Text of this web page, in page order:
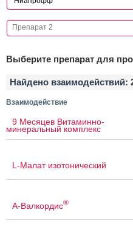
Выберите препарат для
Найдено взаимодействий:
Взаимодействие
9 Месяцев Витаминно-
минеральный комплекс
L-Малат изотонический
А-Валкордис®